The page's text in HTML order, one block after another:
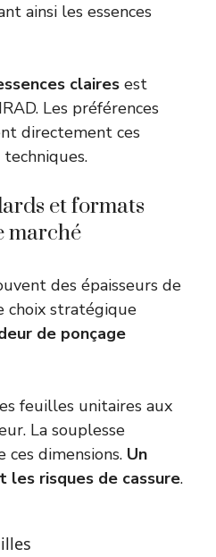
ainsi les essences
claires est
. Les préférences
directement ces
et formats
marché
des épaisseurs de
choix stratégique
de ponçage
feuilles unitaires aux
La souplesse
ces dimensions. Un
risques de cassure.